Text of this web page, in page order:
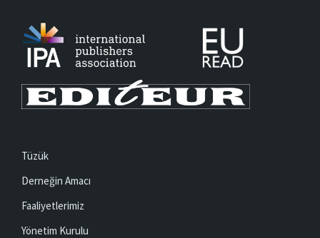
Tüzük
Derneğin Amacı
Faaliyetlerimiz
Yönetim Kurulu